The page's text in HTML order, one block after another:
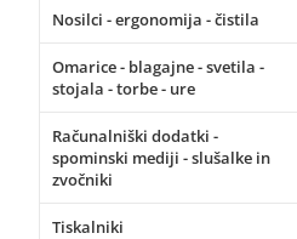
Nosilci - ergonomija - čistila
Omarice - blagajne - svetila -
stojala - torbe - ure
Računalniški dodatki -
spominski mediji - slušalke in
zvočniki
Tiskalniki